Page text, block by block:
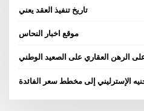
تاريخ تنفيذ العقد يعني
موقع اخبار النحاس
على الرهن العقاري على الصعيد الوطني
الإسترليني إلى مخطط سعر الفائدة